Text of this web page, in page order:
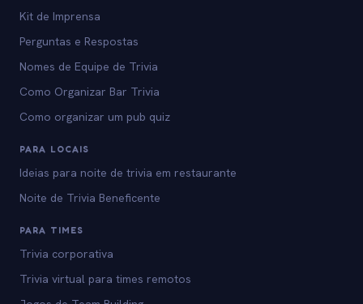
Kit de Imprensa
Perguntas e Respostas
Nomes de Equipe de Trivia
Como Organizar Bar Trivia
Como organizar um pub quiz
PARA LOCAIS
Ideias para noite de trivia em restaurante
Noite de Trivia Beneficente
PARA TIMES
Trivia corporativa
Trivia virtual para times remotos